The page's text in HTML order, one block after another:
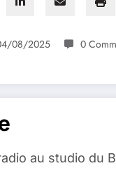
08/2025 0
au studio du